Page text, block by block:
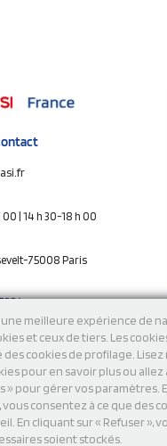
meilleure expérience de
et ceux de tiers. Les
cookies de profilage.
pour en savoir plus ou allez
» pour gérer vos paramètres.
consentez à ce que des
En cliquant sur « Refuser »,
soient stockés.
| 14 h 30-18 h 00
75008 Paris
i.v.
en ligne